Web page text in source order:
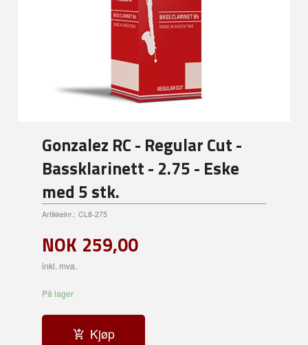
Gonzalez RC - Regular Cut -
Bassklarinett - 2.75 - Eske
med 5 stk.
Artikkelnr.: CL8-275
NOK 259,00
inkl. mva.
På lager
Kjøp